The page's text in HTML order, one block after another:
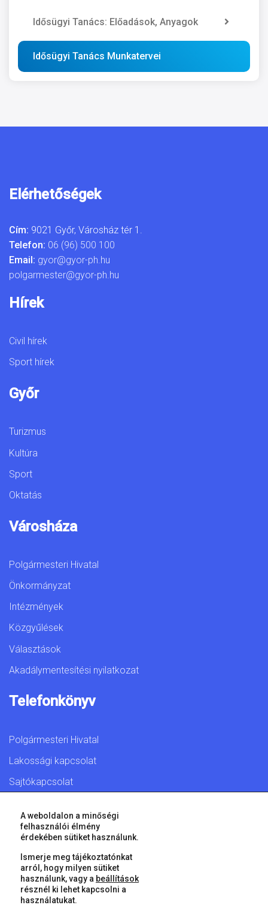
Idősügyi Tanács: Előadások, Anyagok
Idősügyi Tanács Munkatervei
Elérhetőségek
Cím: 9021 Győr, Városház tér 1.
Telefon: 06 (96) 500 100
Email: gyor@gyor-ph.hu
polgarmester@gyor-ph.hu
Hírek
Civil hírek
Sport hírek
Győr
Turizmus
Kultúra
Sport
Oktatás
Városháza
Polgármesteri Hivatal
Önkormányzat
Intézmények
Közgyűlések
Választások
Akadálymentesítési nyilatkozat
Telefonkönyv
Polgármesteri Hivatal
Lakossági kapcsolat
Sajtókapcsolat
© 2026 Győr Megyei Jogú Város • Minden jog fenntartva!
A weboldalon a minőségi
felhasználói élmény
érdekében sütiket használunk.
Ismerje meg tájékoztatónkat
arról, hogy milyen sütiket
használunk, vagy a beállítások
résznél ki lehet kapcsolni a
használatukat.